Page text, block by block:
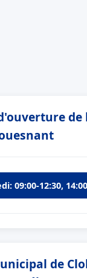
de
09:00-12:30,
de